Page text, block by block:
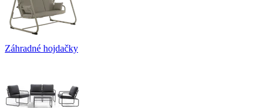
Záhradné hojdačky